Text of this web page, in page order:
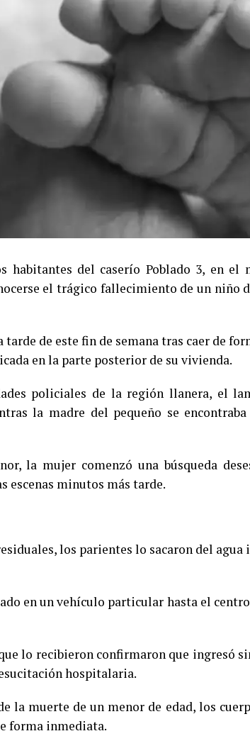
habitantes del caserío Poblado 3, en el
el trágico fallecimiento de un niño
de este fin de semana tras caer de
en la parte posterior de su vivienda.
policiales de la región llanera, el
la madre del pequeño se
la mujer comenzó una búsqueda
escenas minutos más tarde.
los parientes lo sacaron del
en un vehículo particular hasta el
lo recibieron confirmaron que ingresó
hospitalaria.
la muerte de un menor de edad, los
forma inmediata.